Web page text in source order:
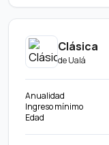
Limitado a un sólo
con tu asesor.
Clásica
deUalá
Anualidad
Ingreso mínimo
Edad